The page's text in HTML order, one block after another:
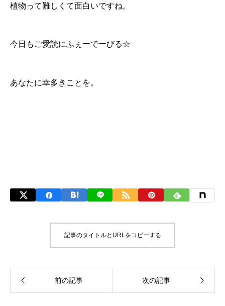
ナンギー（難儀）な作業ですし、まるでカタツムリ（ちんなん）のためにご...
植物って難しくて面白いですね。
今日もご愛読にふぇーでーびる☆
あなたに幸多きことを。
記事のタイトルとURLをコピーする